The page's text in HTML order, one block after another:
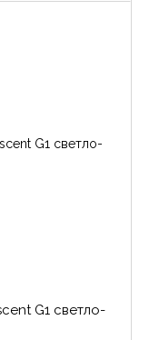
G1 светло-